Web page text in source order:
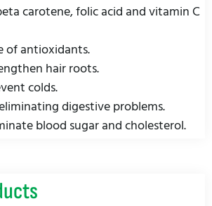
carotene, folic acid and vitamin C
of antioxidants.
hair roots.
colds.
digestive problems.
blood sugar and cholesterol.